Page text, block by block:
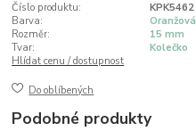
Číslo produktu:
KPK5462
Barva:
Oranžová
Rozměr:
15 mm
Tvar:
Kolečko
Hlídat cenu / dostupnost
Do oblíbených
Podobné produkty